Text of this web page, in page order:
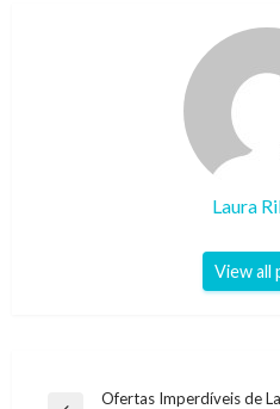
Laura
View all
Navegação
Ofertas Imperdíveis de